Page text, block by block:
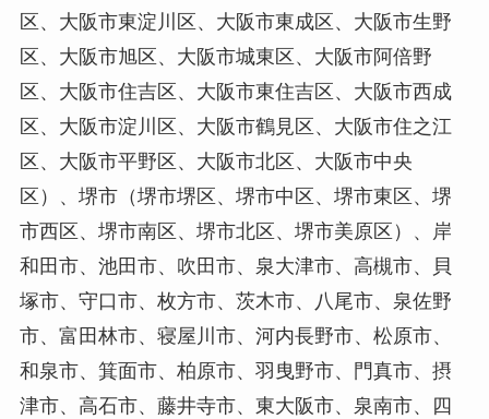
区、大阪市東淀川区、大阪市東成区、大阪市生野
区、大阪市旭区、大阪市城東区、大阪市阿倍野
区、大阪市住吉区、大阪市東住吉区、大阪市西成
区、大阪市淀川区、大阪市鶴見区、大阪市住之江
区、大阪市平野区、大阪市北区、大阪市中央
区）、堺市（堺市堺区、堺市中区、堺市東区、堺
市西区、堺市南区、堺市北区、堺市美原区）、岸
和田市、池田市、吹田市、泉大津市、高槻市、貝
塚市、守口市、枚方市、茨木市、八尾市、泉佐野
市、富田林市、寝屋川市、河内長野市、松原市、
和泉市、箕面市、柏原市、羽曳野市、門真市、摂
津市、高石市、藤井寺市、東大阪市、泉南市、四